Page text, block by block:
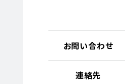
お問い合わせ
連絡先